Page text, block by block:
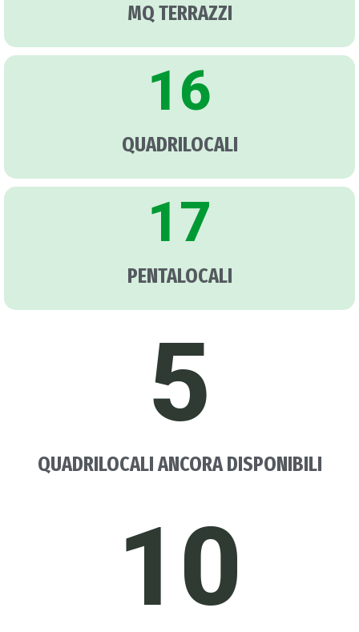
MQ TERRAZZI
QUADRILOCALI
16
PENTALOCALI
17
QUADRILOCALI ANCORA DISPONIBILI
5
10